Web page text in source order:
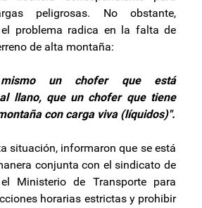
peligrosas. No obstante,
problema radica en la falta de
de alta montaña:
un chofer que está
llano, que un chofer que tiene
con carga viva (líquidos)".
situación, informaron que se está
conjunta con el sindicato de
Ministerio de Transporte para
horarias estrictas y prohibir